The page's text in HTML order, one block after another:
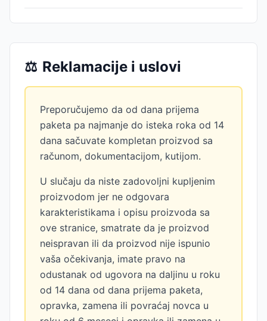
⚖️ Reklamacije i uslovi
Preporučujemo da od dana prijema
paketa pa najmanje do isteka roka od 14
dana sačuvate kompletan proizvod sa
računom, dokumentacijom, kutijom.
U slučaju da niste zadovoljni kupljenim
proizvodom jer ne odgovara
karakteristikama i opisu proizvoda sa
ove stranice, smatrate da je proizvod
neispravan ili da proizvod nije ispunio
vaša očekivanja, imate pravo na
odustanak od ugovora na daljinu u roku
od 14 dana od dana prijema paketa,
opravka, zamena ili povraćaj novca u